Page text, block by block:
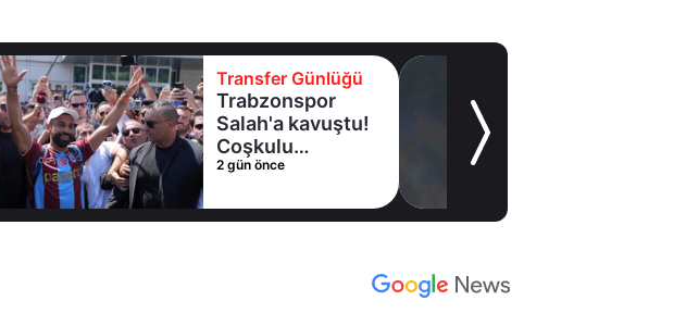
Transfer Günlüğü
Fenerbahçe'de
beklenmeyen
gelişme! Transfer